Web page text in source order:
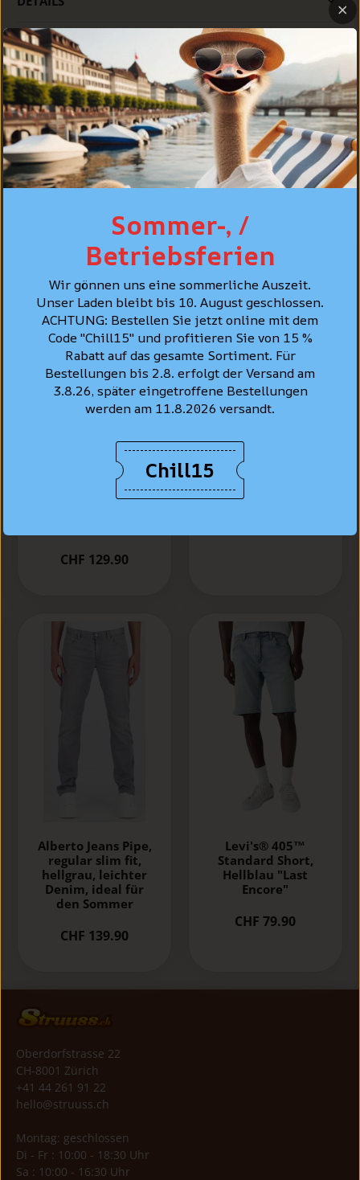
PASSFORM
PFLEGE
PERSÖNLICHE BERATUNG
Levi's® 502™
Taper Jeans,
Hellblau
CHF 129.90
Levi's® Jeans
Hemd Standard
Fit, Hellblau "Esta
Alberto Jeans Pipe,
regular slim fit,
hellgrau, leichter
Denim, ideal für
den Sommer
CHF 139.90
Levi's® 405™
Standard Short,
Hellblau "Last
Encore"
CHF 79.90
Oberdorfstrasse 22
CH-8001 Zürich
+41 44 261 91 22
hello@struuss.ch
Montag: geschlossen
Di - Fr : 10:00 - 18:30 Uhr
Sa : 10:00 - 16:30 Uhr
Sommer-, /
Betriebsferien
Wir gönnen uns eine sommerliche Auszeit.
Unser Laden bleibt bis 10. August geschlossen.
ACHTUNG: Bestellen Sie jetzt online mit dem
Code "Chill15" und profitieren Sie von 15 %
Rabatt auf das gesamte Sortiment. Für
Bestellungen bis 2.8. erfolgt der Versand am
3.8.26, später eingetroffene Bestellungen
werden am 11.8.2026 versandt.
Chill15